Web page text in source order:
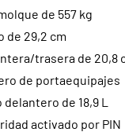
de 557 kg
de 29,2 cm
trasera de 20,8
de portaequipajes
de 18,9 L
activado por PIN